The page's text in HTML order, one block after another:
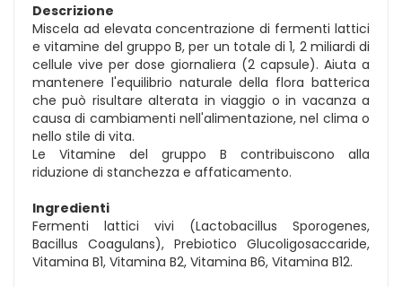
Descrizione
Miscela ad elevata concentrazione di fermenti lattici
e vitamine del gruppo B, per un totale di 1, 2 miliardi di
cellule vive per dose giornaliera (2 capsule). Aiuta a
mantenere l'equilibrio naturale della flora batterica
che può risultare alterata in viaggio o in vacanza a
causa di cambiamenti nell'alimentazione, nel clima o
nello stile di vita.
Le Vitamine del gruppo B contribuiscono alla
riduzione di stanchezza e affaticamento.
Ingredienti
Fermenti lattici vivi (Lactobacillus Sporogenes,
Bacillus Coagulans), Prebiotico Glucoligosaccaride,
Vitamina B1, Vitamina B2, Vitamina B6, Vitamina B12.